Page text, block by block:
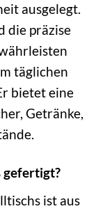
ausgelegt.
die präzise
täglichen
bietet eine
Getränke,
gefertigt?
ist aus